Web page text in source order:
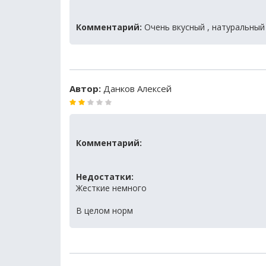
Комментарий: Очень вкусный ,
Автор: Данков Алексей
Комментарий:
Недостатки:
Жесткие немного
В целом норм